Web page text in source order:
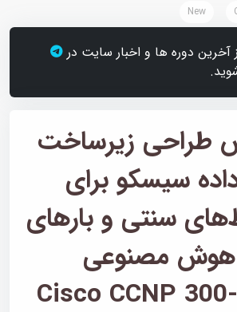
دوره ها و اخبار سایت در
طراحی زیرساخت
سیسکو برای
سنتی و بارهای
هوش مصنوعی
(Cisco CCNP
New